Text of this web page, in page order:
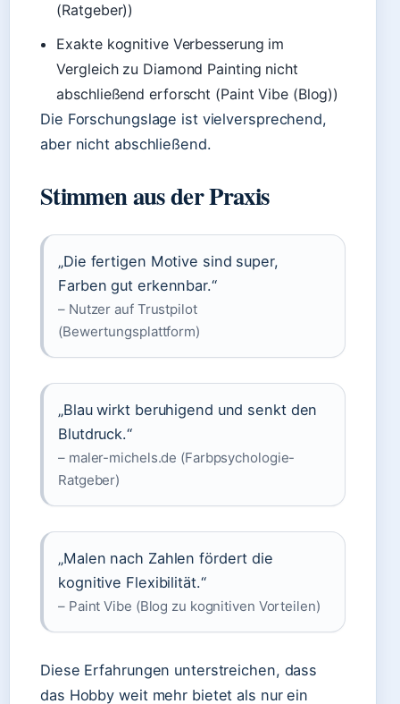
(Ratgeber))
Exakte kognitive Verbesserung im
Vergleich zu Diamond Painting nicht
abschließend erforscht (Paint Vibe (Blog))
Die Forschungslage ist vielversprechend,
aber nicht abschließend.
Stimmen aus der Praxis
„Die fertigen Motive sind super,
Farben gut erkennbar.“
– Nutzer auf Trustpilot
(Bewertungsplattform)
„Blau wirkt beruhigend und senkt den
Blutdruck.“
– maler-michels.de (Farbpsychologie-
Ratgeber)
„Malen nach Zahlen fördert die
kognitive Flexibilität.“
– Paint Vibe (Blog zu kognitiven Vorteilen)
Diese Erfahrungen unterstreichen, dass
das Hobby weit mehr bietet als nur ein